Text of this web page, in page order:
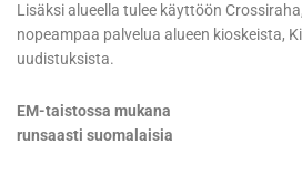
Lisäksi alueella tulee käyttöön
nopeampaa palvelua alueen kioskeista,
uudistuksista.
EM-taistossa mukana
runsaasti suomalaisia